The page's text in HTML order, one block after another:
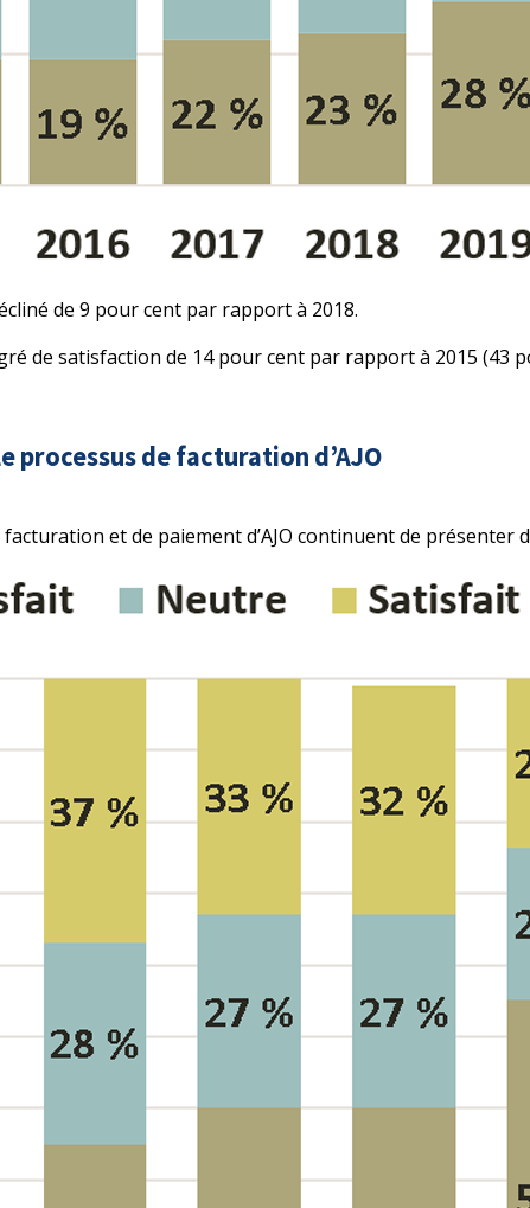
de 9 pour cent par rapport à 2018.
de satisfaction de 14 pour cent par rapport à 2015 (43
processus de facturation d’AJO
facturation et de paiement d’AJO continuent de présenter